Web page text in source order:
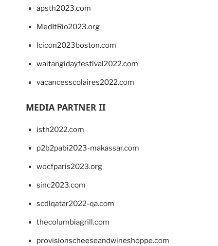
apsth2023.com
MedItRio2023.org
lcicon2023boston.com
waitangidayfestival2022.com
vacancesscolaires2022.com
MEDIA PARTNER II
isth2022.com
p2b2pabi2023-makassar.com
wocfparis2023.org
sinc2023.com
scdlqatar2022-qa.com
thecolumbiagrill.com
provisionscheeseandwineshoppe.com